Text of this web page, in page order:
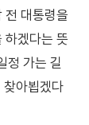
전 대통령을
하겠다는 뜻
정 가는 길
찾아뵙겠다